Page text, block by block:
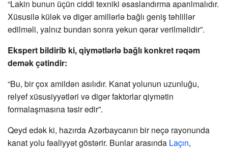
“Lakin bunun üçün ciddi texniki əsaslandırma aparılmalıdır.
Xüsusilə külək və digər amillərlə bağlı geniş təhlillər
edilməli, yalnız bundan sonra yekun qərar verilməlidir”.
Ekspert bildirib ki, qiymətlərlə bağlı konkret rəqəm
demək çətindir:
“Bu, bir çox amildən asılıdır. Kanat yolunun uzunluğu,
relyef xüsusiyyətləri və digər faktorlar qiymətin
formalaşmasına təsir edir”.
Qeyd edək ki, hazırda Azərbaycanın bir neçə rayonunda
kanat yolu fəaliyyət göstərir. Bunlar arasında Laçın,